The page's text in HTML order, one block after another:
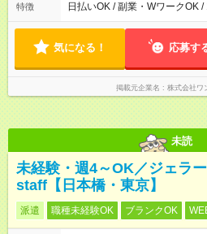
特徴 日払いOK / 副業・WワークOK
気になる！ 応募す
掲載元企業名 株式会社ワ
未読
未経験・週4～OK／ジェラ
staff【日本橋・東京】
派遣 職種未経験OK ブランクOK